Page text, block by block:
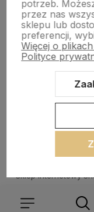
POMOC
MOJE KONTO
Sklep internetowy
potrzeb.
przez nas
sklepu lub
preferencji,
Więcej o
Polityce